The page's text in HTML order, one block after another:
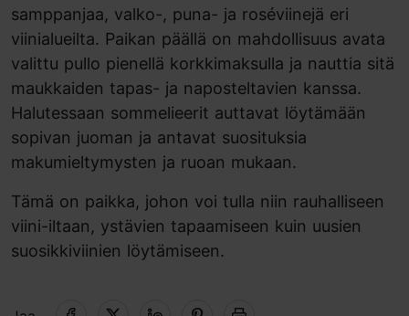
samppanjaa, valko-, puna- ja roséviinejä eri
viinialueilta. Paikan päällä on mahdollisuus avata
valittu pullo pienellä korkkimaksulla ja nauttia sitä
maukkaiden tapas- ja naposteltavien kanssa.
Halutessaan sommelieerit auttavat löytämään
sopivan juoman ja antavat suosituksia
makumieltymysten ja ruoan mukaan.
Tämä on paikka, johon voi tulla niin rauhalliseen
viini-iltaan, ystävien tapaamiseen kuin uusien
suosikkiviinien löytämiseen.